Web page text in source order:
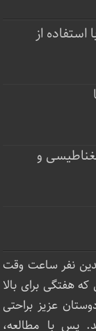
از
و
نفر ساعت‌ وقت
هفتگی برای بالا
عزیز براحتی
پس با مطالعه،